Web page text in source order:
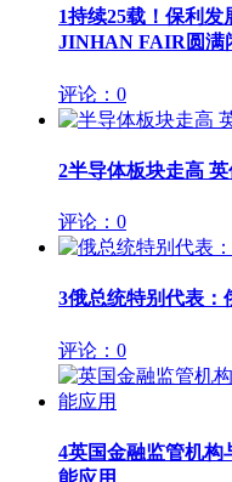
1持续25载！保利发
JINHAN FAIR圆满
评论：0
2半导体板块走高
评论：0
3俄总统特别代表：
评论：0
4英国金融监管机构
能应用